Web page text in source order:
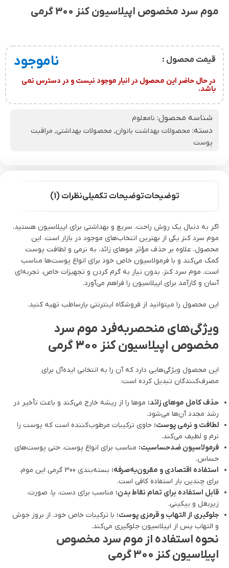
موم سرد مخصوص اپیلاسیون کنز 300 گرمی
قیمت محصول : ناموجود
در حال حاضر این محصول در انبار موجود نیست و در دسترس نمی
باشد.
شناسه محصول: نامعلوم
دسته: محصولات بهداشت بانوان, محصولات بهداشتی, مراقبت
پوست
توضیحاتتوضیحات تکمیلینظرات (1)
اگر به دنبال یک روش راحت، سریع و بهداشتی برای اپیلاسیون هستید،
موم سرد کنز یکی از بهترین انتخاب‌های موجود در بازار است. این
محصول، علاوه بر حذف مؤثر موهای زائد، به نرمی و لطافت پوست
کمک می‌کند و با فرمولاسیون خاص خود برای انواع پوست‌ها مناسب
است. موم سرد کنز، بدون نیاز به گرم کردن و تجهیزات خاص، تجربه‌ای
آسان و کارآمد برای اپیلاسیون را فراهم می‌آورد.
این محصول را میتوانید از فروشگاه اینترنتی پارساطب تهیه کنید.
ویژگی‌های منحصربه‌فرد موم سرد
مخصوص اپیلاسیون کنز 300 گرمی
این محصول ویژگی‌هایی دارد که آن را به انتخابی ایده‌آل برای
مصرف‌کنندگان تبدیل کرده است:
حذف کامل موهای زائد: موها را از ریشه خارج می‌کند و باعث تأخیر در
رشد مجدد آن‌ها می‌شود.
لطافت و نرمی پوست: حاوی ترکیبات مرطوب‌کننده است که پوست را
نرم و لطیف می‌کند.
فرمولاسیون ضدحساسیت: مناسب برای انواع پوست، حتی پوست‌های
حساس.
استفاده اقتصادی و مقرون‌به‌صرفه:
بسته‌بندی 300 گرمی این موم،
برای چندین بار استفاده کافی است.
قابل استفاده برای تمام نقاط بدن: مناسب برای دست، پا، صورت،
زیربغل و بیکینی.
جلوگیری از التهاب و قرمزی پوست: با ترکیبات خاص خود، از بروز جوش
و التهاب پس از اپیلاسیون جلوگیری می‌کند.
نحوه استفاده از موم سرد مخصوص
اپیلاسیون کنز 300 گرمی